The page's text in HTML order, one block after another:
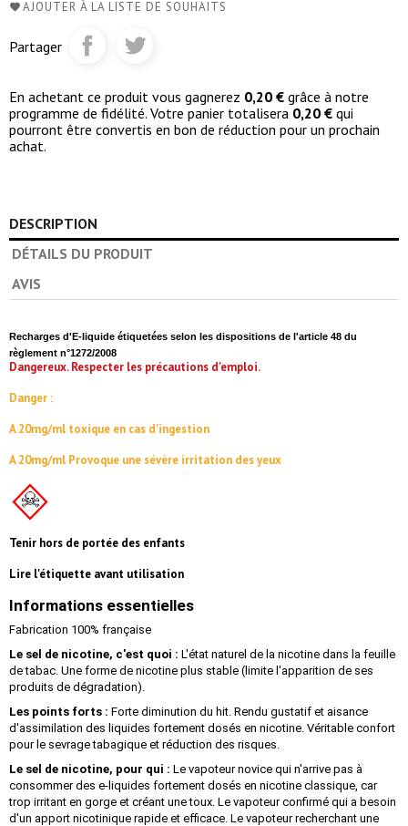
AJOUTER À LA LISTE DE SOUHAITS
Partager
En achetant ce produit vous gagnerez 0,20 € grâce à notre
programme de fidélité. Votre panier totalisera 0,20 € qui
pourront être convertis en bon de réduction pour un prochain
achat.
DESCRIPTION
DÉTAILS DU PRODUIT
AVIS
Recharges d'E-liquide étiquetées selon les dispositions de l'article 48 du
règlement n°1272/2008
Dangereux. Respecter les précautions d'emploi.
Danger :
A 20mg/ml toxique en cas d'ingestion
A 20mg/ml Provoque une sévère irritation des yeux
Tenir hors de portée des enfants
Lire l'étiquette avant utilisation
Informations essentielles
Fabrication 100% française
Le sel de nicotine, c'est quoi : L'état naturel de la nicotine dans la feuille
de tabac. Une forme de nicotine plus stable (limite l'apparition de ses
produits de dégradation).
Les points forts : Forte diminution du hit. Rendu gustatif et aisance
d'assimilation des liquides fortement dosés en nicotine. Véritable confort
pour le sevrage tabagique et réduction des risques.
Le sel de nicotine, pour qui : Le vapoteur novice qui n'arrive pas à
consommer des e-liquides fortement dosés en nicotine classique, car
trop irritant en gorge et créant une toux. Le vapoteur confirmé qui a besoin
d'un apport nicotinique rapide et efficace. Le vapoteur recherchant une